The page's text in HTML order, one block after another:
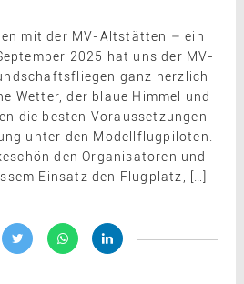
mit der MV-Altstätten – ein
2025 hat uns der MV-
ganz herzlich
Wetter, der blaue Himmel und
die besten Voraussetzungen
unter den Modellflugpiloten.
den Organisatoren und
Einsatz den Flugplatz, […]